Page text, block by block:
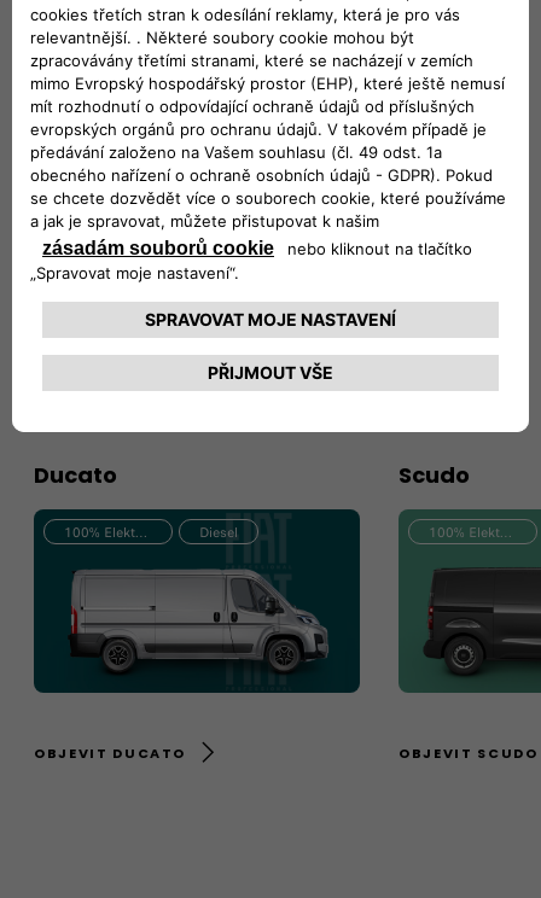
Vyberte si z nabídky ojetých vozidel Fiat
Professional
OBJEVIT OJETÁ VOZIDLA
Diesel Plně elektrické
Ducato
100% Elektrický Diesel
OBJEVIT DUCATO
Scudo
100% Elektrický
OBJEVIT SCUDO